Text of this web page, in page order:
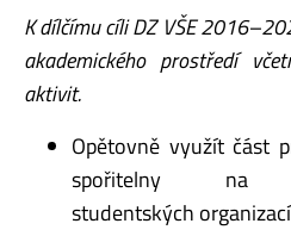
K dílčímu cíli DZ VŠE
akademického prostředí
aktivit.
Opětovně využít část
spořitelny na
studentských